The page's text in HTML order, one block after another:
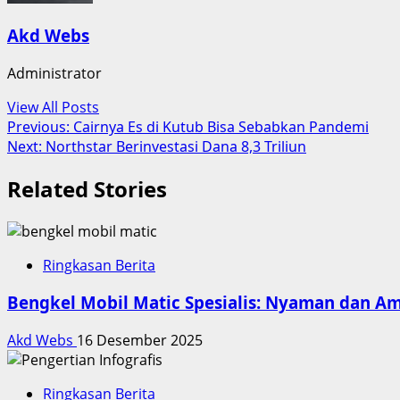
Akd Webs
Administrator
View All Posts
Post
navigation
Previous: Cairnya Es di Kutub Bisa Sebabkan Pandemi
Next: Northstar Berinvestasi Dana 8,3 Triliun
Related Stories
Ringkasan Berita
Bengkel Mobil Matic Spesialis: Nyaman dan
Akd Webs 16 Desember 2025
Ringkasan Berita